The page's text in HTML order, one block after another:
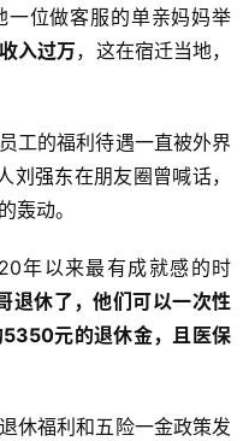
位做客服的单亲妈妈举
入过万，这在宿迁当地，
工的福利待遇一直被外界
刘强东在朋友圈曾喊话，
轰动。
年以来最有成就感的时
退休了，他们可以一次性
元的退休金，且医保
休福利和五险一金政策发